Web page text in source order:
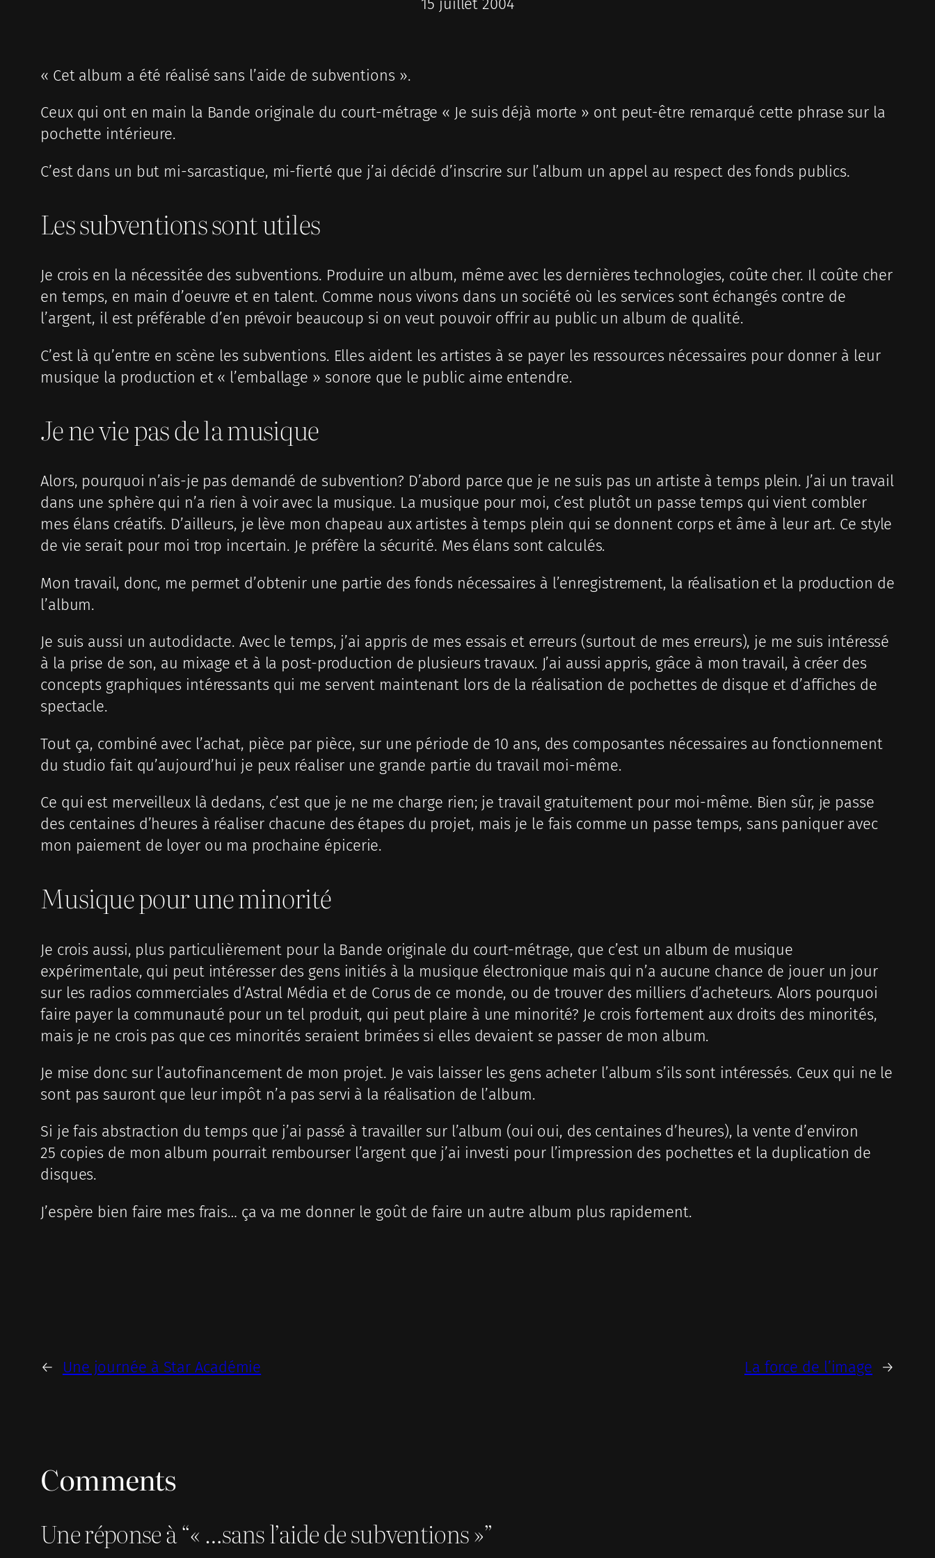
« Cet album a été réalisé sans l’aide de subventions ».
Ceux qui ont en main la Bande originale du court-métrage « Je suis déjà morte » ont peut-être remarqué cette phrase sur la
pochette intérieure.
C’est dans un but mi-sarcastique, mi-fierté que j’ai décidé d’inscrire sur l’album un appel au respect des fonds publics.
Les subventions sont utiles
Je crois en la nécessitée des subventions. Produire un album, même avec les dernières technologies, coûte cher. Il coûte cher
en temps, en main d’oeuvre et en talent. Comme nous vivons dans un société où les services sont échangés contre de
l’argent, il est préférable d’en prévoir beaucoup si on veut pouvoir offrir au public un album de qualité.
C’est là qu’entre en scène les subventions. Elles aident les artistes à se payer les ressources nécessaires pour donner à leur
musique la production et « l’emballage » sonore que le public aime entendre.
Je ne vie pas de la musique
Alors, pourquoi n’ais-je pas demandé de subvention? D’abord parce que je ne suis pas un artiste à temps plein. J’ai un travail
dans une sphère qui n’a rien à voir avec la musique. La musique pour moi, c’est plutôt un passe temps qui vient combler
mes élans créatifs. D’ailleurs, je lève mon chapeau aux artistes à temps plein qui se donnent corps et âme à leur art. Ce style
de vie serait pour moi trop incertain. Je préfère la sécurité. Mes élans sont calculés.
Mon travail, donc, me permet d’obtenir une partie des fonds nécessaires à l’enregistrement, la réalisation et la production de
l’album.
Je suis aussi un autodidacte. Avec le temps, j’ai appris de mes essais et erreurs (surtout de mes erreurs), je me suis intéressé
à la prise de son, au mixage et à la post-production de plusieurs travaux. J’ai aussi appris, grâce à mon travail, à créer des
concepts graphiques intéressants qui me servent maintenant lors de la réalisation de pochettes de disque et d’affiches de
spectacle.
Tout ça, combiné avec l’achat, pièce par pièce, sur une période de 10 ans, des composantes nécessaires au fonctionnement
du studio fait qu’aujourd’hui je peux réaliser une grande partie du travail moi-même.
Ce qui est merveilleux là dedans, c’est que je ne me charge rien; je travail gratuitement pour moi-même. Bien sûr, je passe
des centaines d’heures à réaliser chacune des étapes du projet, mais je le fais comme un passe temps, sans paniquer avec
mon paiement de loyer ou ma prochaine épicerie.
Musique pour une minorité
Je crois aussi, plus particulièrement pour la Bande originale du court-métrage, que c’est un album de musique
expérimentale, qui peut intéresser des gens initiés à la musique électronique mais qui n’a aucune chance de jouer un jour
sur les radios commerciales d’Astral Média et de Corus de ce monde, ou de trouver des milliers d’acheteurs. Alors pourquoi
faire payer la communauté pour un tel produit, qui peut plaire à une minorité? Je crois fortement aux droits des minorités,
mais je ne crois pas que ces minorités seraient brimées si elles devaient se passer de mon album.
Je mise donc sur l’autofinancement de mon projet. Je vais laisser les gens acheter l’album s’ils sont intéressés. Ceux qui ne le
sont pas sauront que leur impôt n’a pas servi à la réalisation de l’album.
Si je fais abstraction du temps que j’ai passé à travailler sur l’album (oui oui, des centaines d’heures), la vente d’environ
25 copies de mon album pourrait rembourser l’argent que j’ai investi pour l’impression des pochettes et la duplication de
disques.
J’espère bien faire mes frais… ça va me donner le goût de faire un autre album plus rapidement.
← Une journée à Star Académie La force de l’image →
Comments
Une réponse à “« …sans l’aide de subventions »”